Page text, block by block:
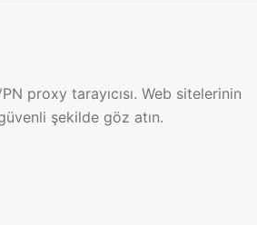
proxy tarayıcısı. Web sitelerinin
şekilde göz atın.